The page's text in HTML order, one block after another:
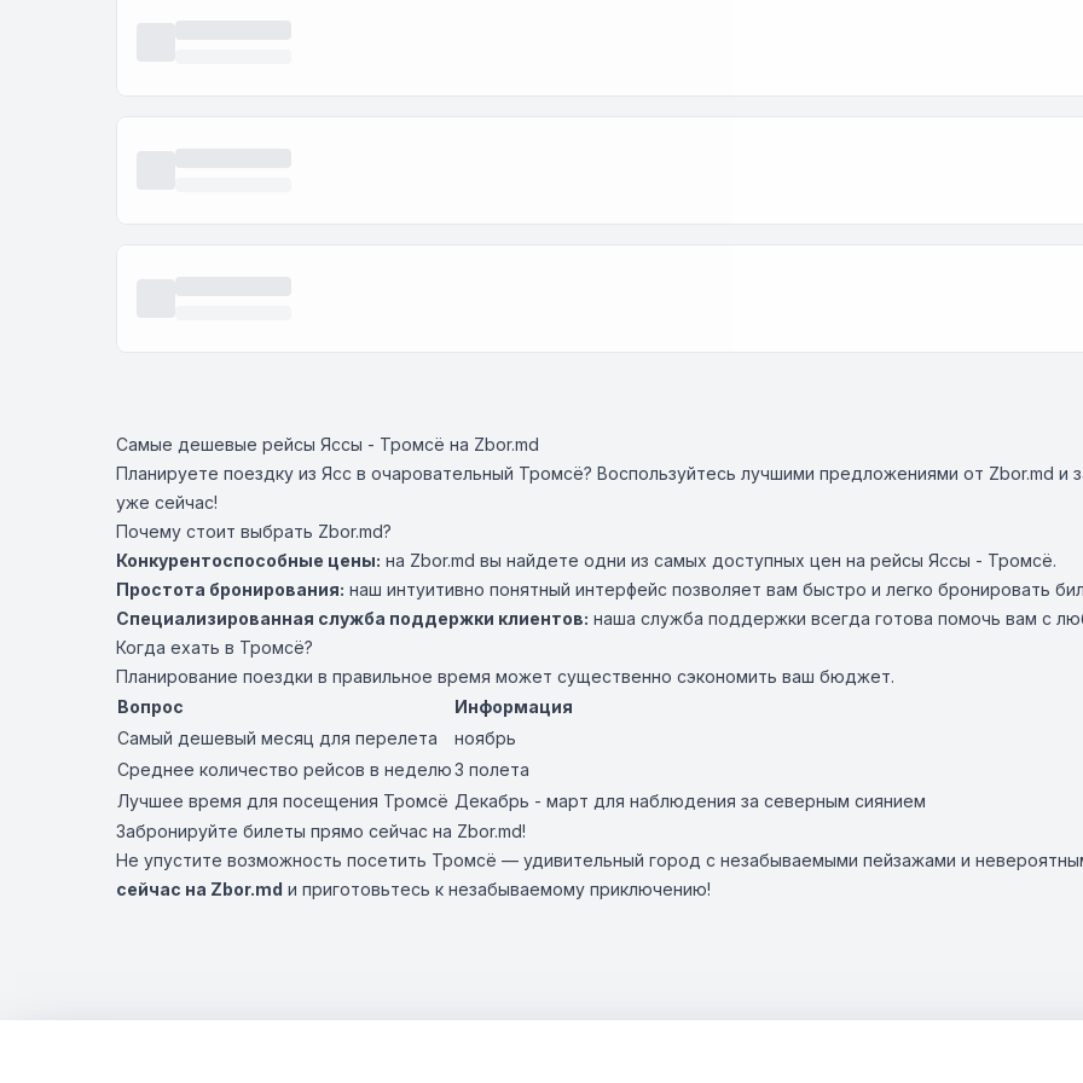
Самые дешевые рейсы Яссы - Тромсё на Zbor.md
Планируете поездку из Ясс в очаровательный Тромсё? Воспользуйтесь лучшими предложениями от Zbor.md
уже сейчас!
Почему стоит выбрать Zbor.md?
Конкурентоспособные цены: на Zbor.md вы найдете одни из самых доступных цен на рейсы Яссы - Тромсё.
Простота бронирования: наш интуитивно понятный интерфейс позволяет вам быстро и легко бронировать
Специализированная служба поддержки клиентов: наша служба поддержки всегда готова помочь вам с
Когда ехать в Тромсё?
Планирование поездки в правильное время может существенно сэкономить ваш бюджет.
Вопрос
Информация
Самый дешевый месяц для перелета
ноябрь
Среднее количество рейсов в неделю3 полета
Лучшее время для посещения Тромсё Декабрь - март для наблюдения за северным сиянием
Забронируйте билеты прямо сейчас на Zbor.md!
Не упустите возможность посетить Тромсё — удивительный город с незабываемыми пейзажами и
сейчас на Zbor.md и приготовьтесь к незабываемому приключению!